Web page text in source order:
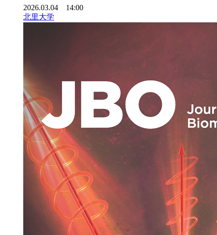
2026.03.04 14:00
北里大学